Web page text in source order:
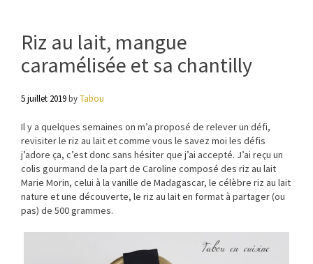
Riz au lait, mangue
caramélisée et sa chantilly
5 juillet 2019byTabou
Il y a quelques semaines on m’a proposé de relever un défi,
revisiter le riz au lait et comme vous le savez moi les défis
j’adore ça, c’est donc sans hésiter que j’ai accepté. J’ai reçu un
colis gourmand de la part de Caroline composé des riz au lait
Marie Morin, celui à la vanille de Madagascar, le célèbre riz au lait
nature et une découverte, le riz au lait en format à partager (ou
pas) de 500 grammes.